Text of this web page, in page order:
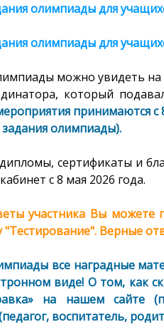
олимпиадыдля
олимпиадыдля
можно увидеть
который
принимаются
олимпиады).
сертификаты и
с 8 мая 2026 года.
участника Вы можете
"Тестирование". Верные
все наградные
виде! О том, как
на нашем сайте
воспитатель,